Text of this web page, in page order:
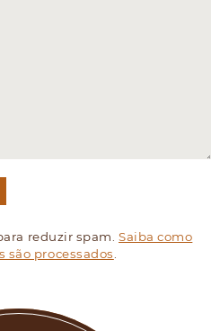
reduzir spam.Saiba como
são processados.